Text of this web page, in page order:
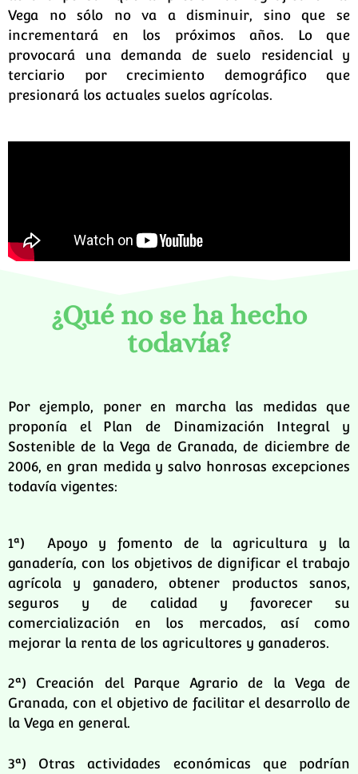
Vega no sólo no va a disminuir, sino que se
incrementará en los próximos años. Lo que
provocará una demanda de suelo residencial y
terciario por crecimiento demográfico que
presionará los actuales suelos agrícolas.
¿Qué no se ha hecho
todavía?
Por ejemplo, poner en marcha las medidas que
proponía el Plan de Dinamización Integral y
Sostenible de la Vega de Granada, de diciembre de
2006, en gran medida y salvo honrosas excepciones
todavía vigentes:
1ª) Apoyo y fomento de la agricultura y la
ganadería, con los objetivos de dignificar el trabajo
agrícola y ganadero, obtener productos sanos,
seguros y de calidad y favorecer su
comercialización en los mercados, así como
mejorar la renta de los agricultores y ganaderos.
2ª) Creación del Parque Agrario de la Vega de
Granada, con el objetivo de facilitar el desarrollo de
la Vega en general.
3ª) Otras actividades económicas que podrían